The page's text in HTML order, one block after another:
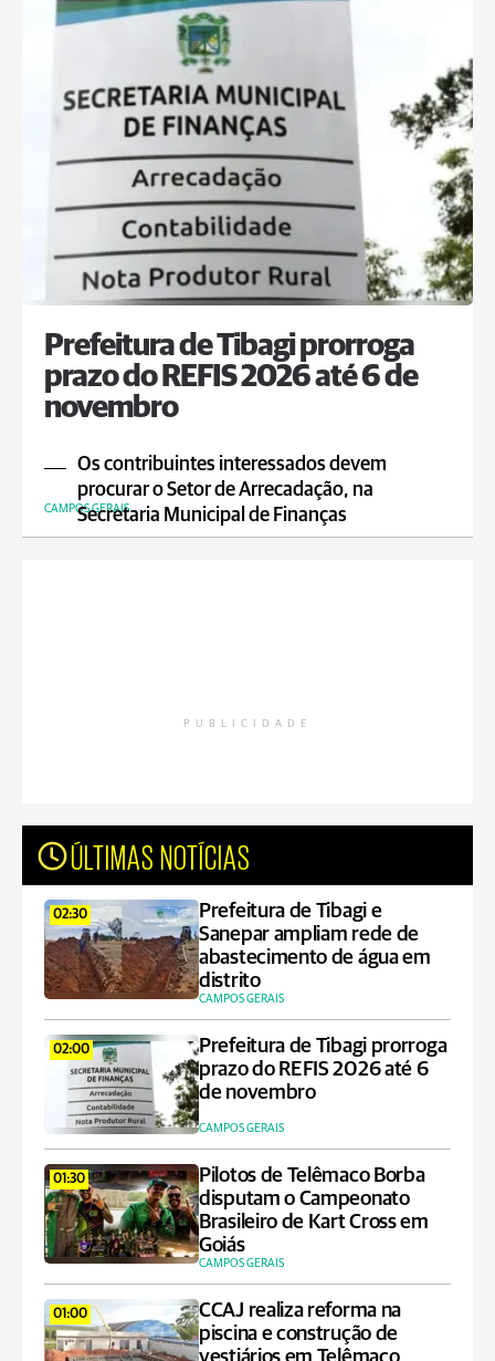
Prefeitura de Tibagi prorroga
prazo do REFIS 2026 até 6 de
novembro
Os contribuintes interessados devem
procurar o Setor de Arrecadação, na
Secretaria Municipal de Finanças
CAMPOS GERAIS
PUBLICIDADE
ÚLTIMAS NOTÍCIAS
02:30
Prefeitura de Tibagi e
Sanepar ampliam rede de
abastecimento de água em
distrito
CAMPOS GERAIS
02:00
Prefeitura de Tibagi prorroga
prazo do REFIS 2026 até 6
de novembro
CAMPOS GERAIS
01:30
Pilotos de Telêmaco Borba
disputam o Campeonato
Brasileiro de Kart Cross em
Goiás
CAMPOS GERAIS
01:00
CCAJ realiza reforma na
piscina e construção de